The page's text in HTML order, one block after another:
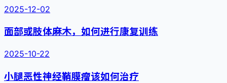
2025-12-02
面部或肢体麻木，如何进行康复训练
2025-10-22
小腿恶性神经鞘膜瘤该如何治疗